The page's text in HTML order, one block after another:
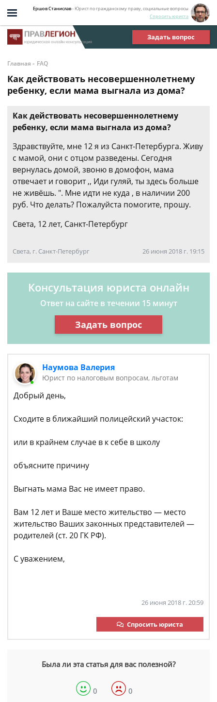
Ершов Станислав- Юрист по гражданскому праву, социальные вопросы
Спросить юриста
Задать вопрос
Главная - FAQ
Как действовать несовершеннолетнему
ребенку, если мама выгнала из дома?
Как действовать несовершеннолетнему
ребенку, если мама выгнала из дома?
Здравствуйте, мне 12 я из Санкт-Петербурга. Живу
с мамой, они с отцом разведены. Сегодня
вернулась домой, звоню в домофон, мама
отвечает и говорит ,, Иди гуляй, ты здесь больше
не живёшь. ". Мне идти не куда , в наличии 200
руб. Что делать? Пожалуйста помогите, прошу.
Света, 12 лет, Санкт-Петербург
Света, г. Санкт-Петербург 26 июня 2018 г. 19:15
Консультация юриста онлайн
Ответ на сайте в течении 15 минут
Задать вопрос
Наумова Валерия
Юрист по налоговым вопросам, льготам
Добрый день,
Сходите в ближайший полицейский участок:
или в крайнем случае в к себе в школу
объясните причину
Выгнать мама Вас не имеет право.
Вам 12 лет и Ваше место жительство — место
жительство Ваших законных представителей —
родителей (ст. 20 ГК РФ).
С уважением,
26 июня 2018 г. 20:59
Спросить юриста
Была ли эта статья для вас полезной?
0 0